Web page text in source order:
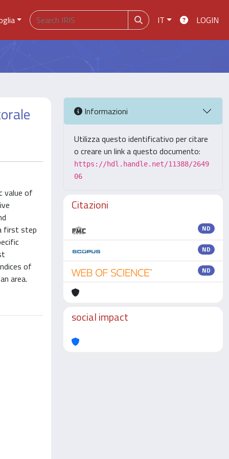
IT LOGIN
value of
first step
of
area.
Informazioni
Utilizza questo identificativo per citare
o creare un link a questo documento:
https://hdl.handle.net/11388/2649
06
Citazioni
ND
ND
ND
social impact